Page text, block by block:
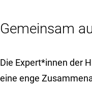
Gemeinsam
Die Expert*innen der
eine enge